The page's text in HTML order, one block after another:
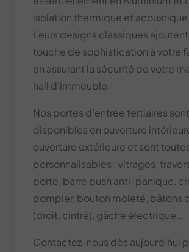
isolation thermique et
Leurs designs classiques
touche de sophistication à votre
en assurant la sécurité de votre
hall d’immeuble.
Nos portes d’entrée tertiaires sont
disponibles en ouverture
ouverture extérieure et sont
personnalisables : vitrages,
porte, barre push anti-panique,
pompier, bouton moleté, bâtons
(droit, cintré), gâche électrique…
Contactez-nous dès aujourd’hui